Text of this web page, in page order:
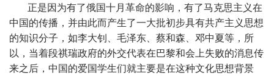
正是因为有了俄国十月革命的影响，有了马克思主义在
中国的传播，并由此而产生了一大批初步具有共产主义思想
的知识分子，如李大钊、毛泽东、蔡和森、邓中夏等，所
以，当着段祺瑞政府的外交代表在巴黎和会上失败的消息传
来之后，中国的爱国学生们就主要是在这种文化思想背景